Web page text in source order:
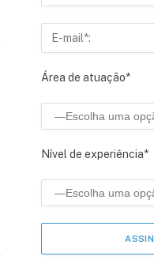
Área de atuação*
Nível de experiência*